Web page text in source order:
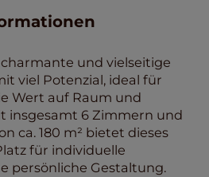
und vielseitige
viel Potenzial, ideal für
Wert auf Raum und
insgesamt 6 Zimmern und
ca. 180 m² bietet dieses
für individuelle
persönliche Gestaltung.